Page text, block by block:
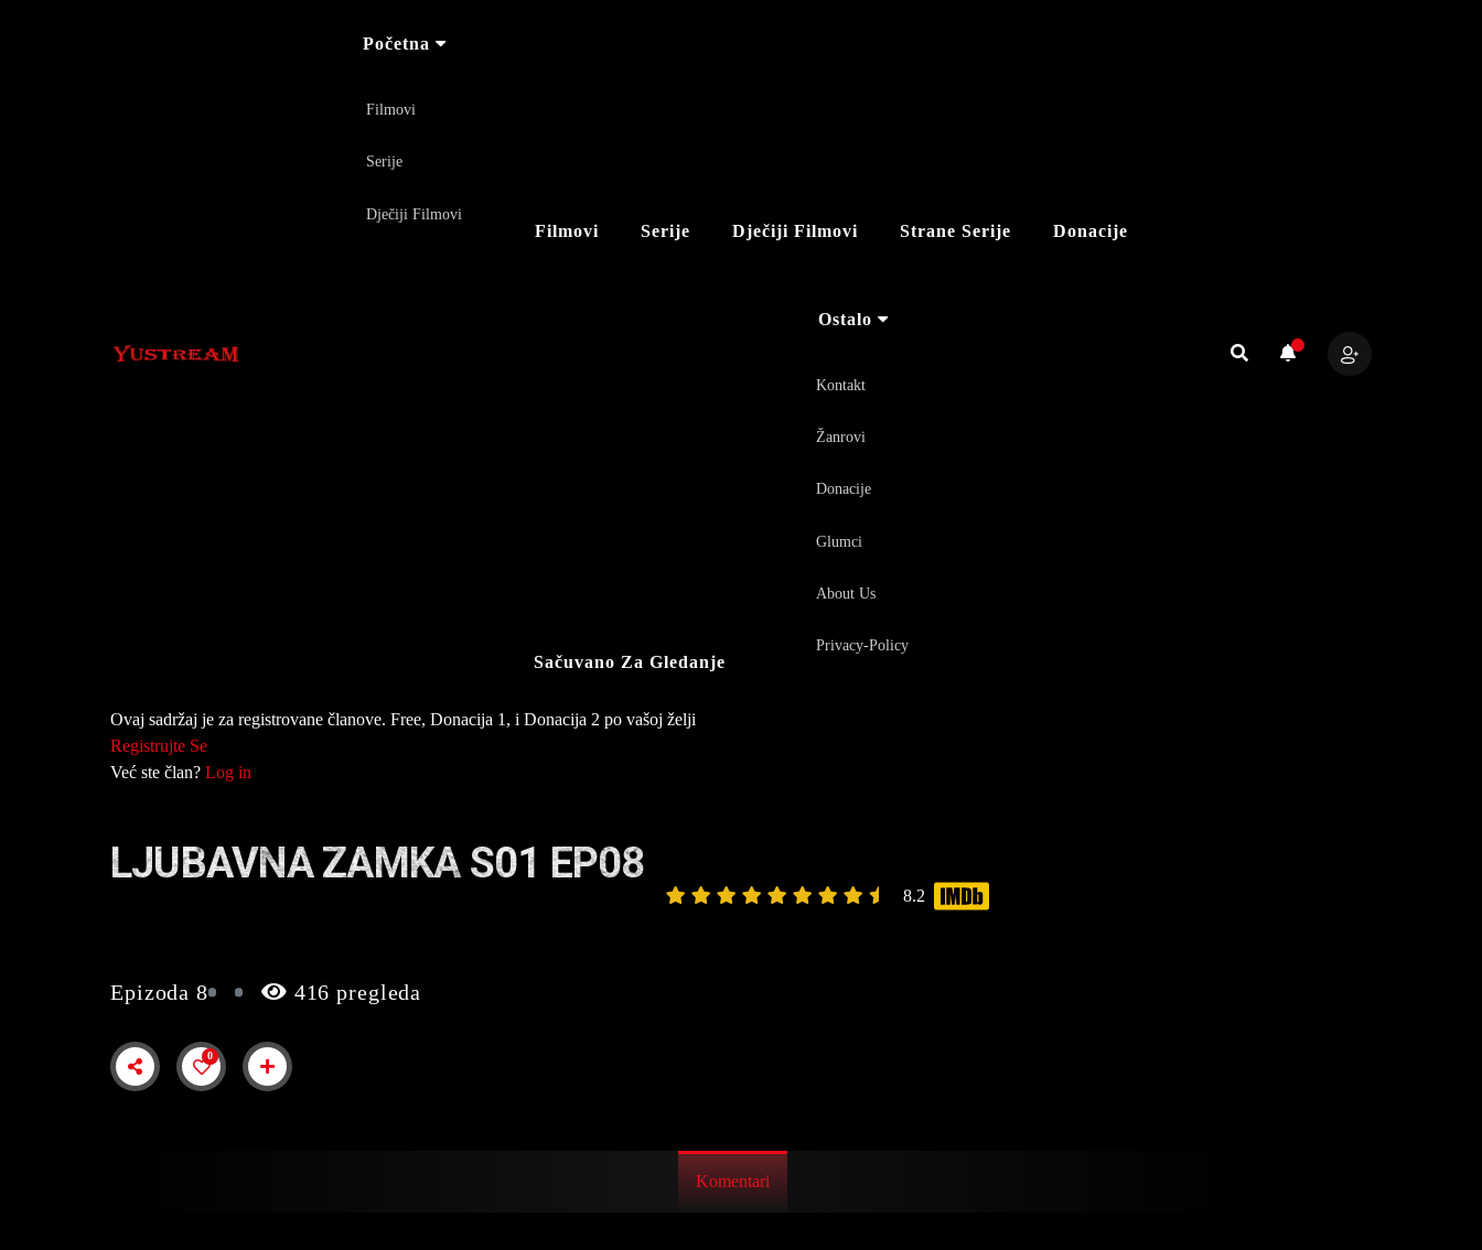
Početna
Filmovi
Serije
Dječiji Filmovi
Filmovi Serije Dječiji Filmovi Strane Serije Donacije
Sačuvano Za Gledanje
Ostalo
Kontakt
Žanrovi
Donacije
Glumci
About Us
Privacy-Policy
Ovaj sadržaj je za registrovane članove. Free, Donacija 1, i Donacija 2 po vašoj želji
Registrujte Se
Već ste član? Log in
LJUBAVNA ZAMKA S01 EP08
8.2
Epizoda 8 416 pregleda
0
Komentari